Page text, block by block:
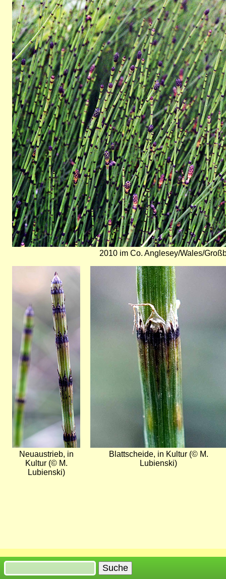
2010 im Co. Anglesey/Wales/
Neuaustrieb, in
Kultur (© M.
Lubienski)
Blattscheide, in Kultur (© M.
Lubienski)
Suche